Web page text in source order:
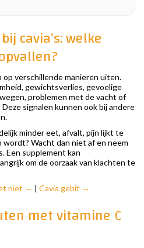
cavia’s: welke
verschillende manieren uiten.
gewichtsverlies, gevoelige
problemen met de vacht of
signalen kunnen ook bij andere
minder eet, afvalt, pijn lijkt te
Wacht dan niet af en neem
Een supplement kan
om de oorzaak van klachten te
niet → | Cavia gebit →
met vitamine C